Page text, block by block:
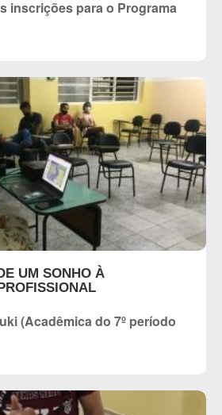
inscrições para o Programa
UM SONHO À
(Acadêmica do 7º período